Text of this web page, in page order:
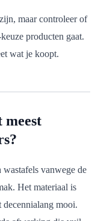
maar controleer of
producten gaat.
wat je koopt.
vanwege de
Het materiaal is
mooi.